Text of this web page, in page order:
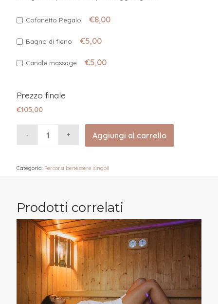
Cofanetto Regalo €8,00
Bagno di fieno €5,00
Candle massage €5,00
Prezzo finale
€105,00
Aggiungi al carrello
Categoria: Percorsi benessere singoli
Prodotti correlati